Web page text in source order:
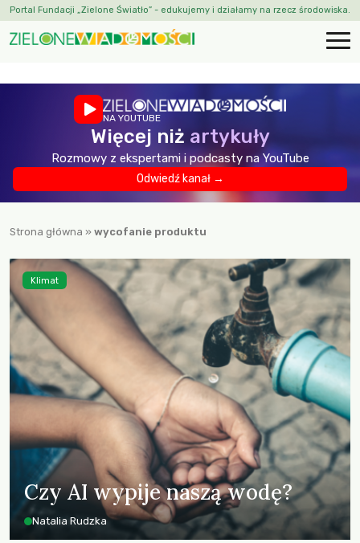
Portal Fundacji „Zielone Światło” - edukujemy i działamy na rzecz środowiska.
NA YOUTUBE
Więcej niż artykuły
Rozmowy z ekspertami i podcasty na YouTube
Odwiedź kanał →
Strona główna » wycofanie produktu
Czy AI wypije naszą wodę?
Natalia Rudzka
Klimat